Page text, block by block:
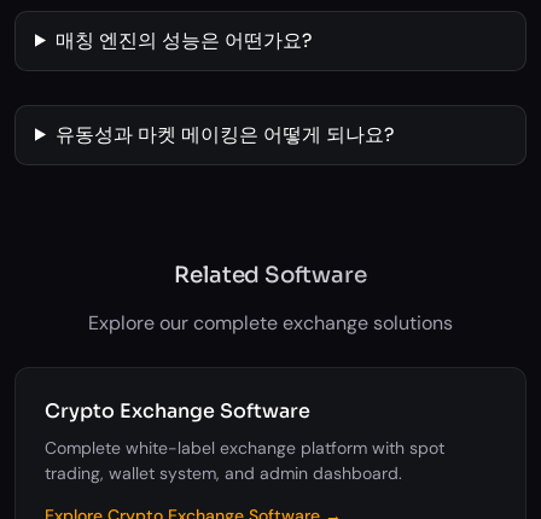
매칭 엔진의 성능은 어떤가요?
유동성과 마켓 메이킹은 어떻게 되나요?
Related Software
Explore our complete exchange solutions
Crypto Exchange Software
Complete white-label exchange platform with spot
trading, wallet system, and admin dashboard.